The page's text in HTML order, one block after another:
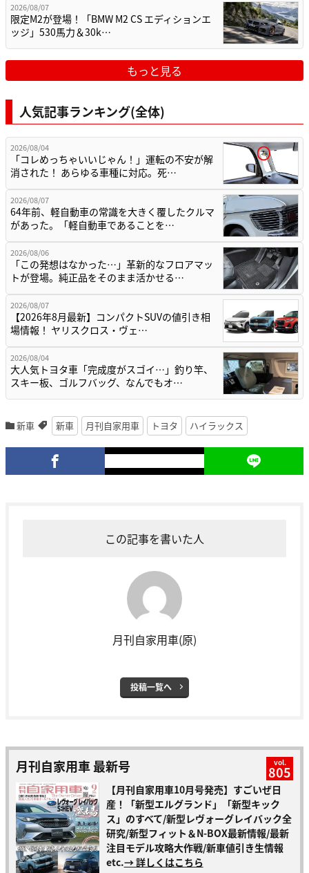
2026/08/07
限定M2が登場！「BMW M2 CS エディションエ
ッジ」530馬力＆30k…
もっと見る
人気記事ランキング(全体)
2026/08/04
「コレめっちゃいいじゃん！」運転の不安が解
消された！ あらゆる車種に対応。死…
2026/08/07
64年前、軽自動車の常識を大きく覆したクルマ
があった。「軽自動車であることを…
2026/08/06
「この発想はなかった…」革新的なフロアマッ
トが登場。純正品をそのまま活かせる…
2026/08/07
【2026年8月最新】コンパクトSUVの値引き相
場情報！ ヤリスクロス・ヴェ…
2026/08/04
大人気トヨタ車「完成度がスゴイ…」釣り竿、
スキー板、ゴルフバッグ、なんでもオ…
新車 新車 月刊自家用車 トヨタ ハイラックス
この記事を書いた人
月刊自家用車(原)
投稿一覧へ
月刊自家用車 最新号 vol.
805
【月刊自家用車10月号発売】すごいぜ日
産！「新型エルグランド」「新型キック
ス」のすべて/新型レヴォーグレイバック全
研究/新型フィット＆N-BOX最新情報/最新
注目モデル攻略大作戦/新車値引き生情報
etc.→ 詳しくはこちら